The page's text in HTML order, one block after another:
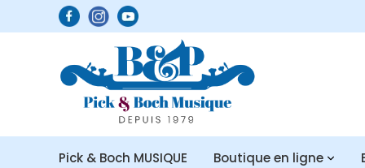
Pick & Boch MUSIQUE Boutique en ligne